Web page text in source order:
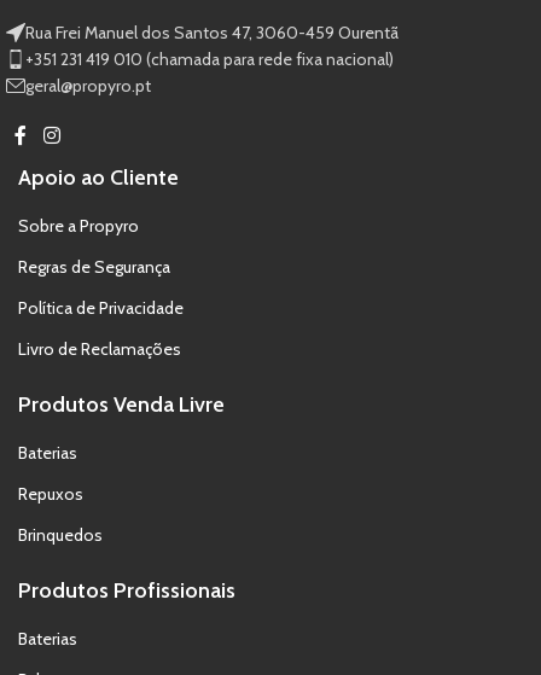
Rua Frei Manuel dos Santos 47, 3060-459 Ourentã​
+351 231 419 010 (chamada para rede fixa nacional)
geral@propyro.pt
Apoio ao Cliente
Sobre a Propyro
Regras de Segurança
Política de Privacidade
Livro de Reclamações
Produtos Venda Livre
Baterias
Repuxos
Brinquedos
Produtos Profissionais
Baterias